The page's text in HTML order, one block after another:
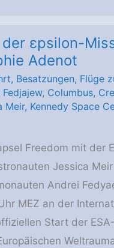
εpsilon-
Adenot
, Besatzungen, Flüge
, Columbus,
Meir, Kennedy Space
Freedom mit der
Jessica
Andrei
MEZ an der
Start der